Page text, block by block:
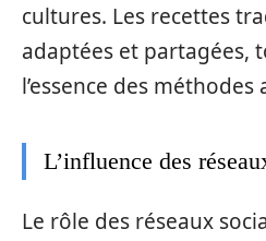
cultures. Les recettes
adaptées et partagées,
l’essence des méthodes
L’influence des
Le rôle des réseaux